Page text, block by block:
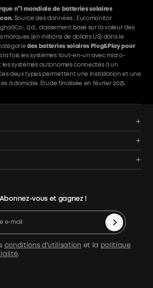
n°1 mondiale de batteries solaires
Source des données : Euromonitor
Ltd., classement basé sur la valeur des
marques (en millions de dollars US) dans le
catégoriedes batteries solaires Plug&Play pour
la fois les systèmes tout-en-un avec micro-
systèmes autonomes connectés à un
deux types permettent une installation et une
à domicile. Étude finalisée en février 2025.
plug and play
Camping-Car
Abonnez-vous et gagnez !
conditions d'utilisation et la politique
.